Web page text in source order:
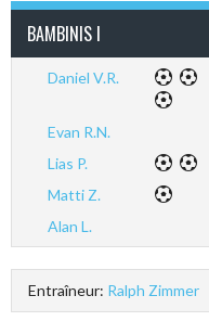
BAMBINIS I
Daniel V.R.
Evan R.N.
Lias P.
Matti Z.
Alan L.
Entraîneur: Ralph Zimmer